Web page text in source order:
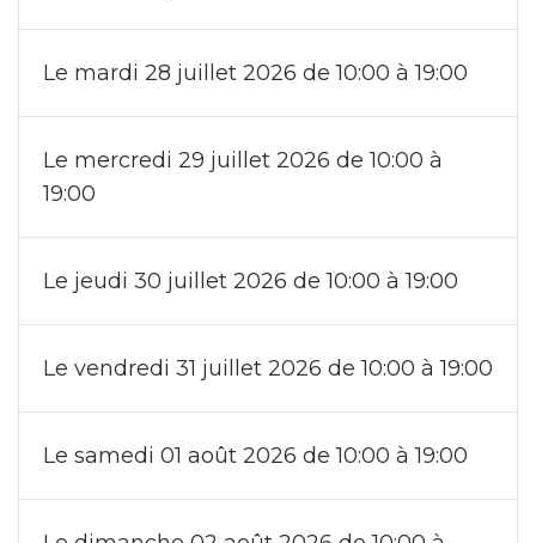
Le mardi 28 juillet 2026 de 10:00 à 19:00
Le mercredi 29 juillet 2026 de 10:00 à
19:00
Le jeudi 30 juillet 2026 de 10:00 à 19:00
Le vendredi 31 juillet 2026 de 10:00 à 19:00
Le samedi 01 août 2026 de 10:00 à 19:00